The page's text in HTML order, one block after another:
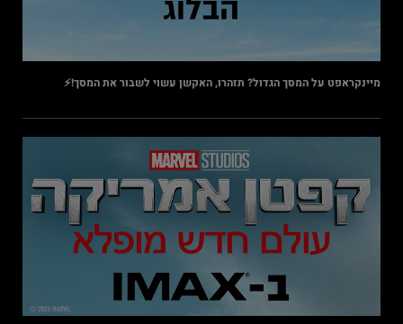
מיינקראפט על המסך הגדול? תזהרו, האקשן עשוי לשבור את המסך!⚡